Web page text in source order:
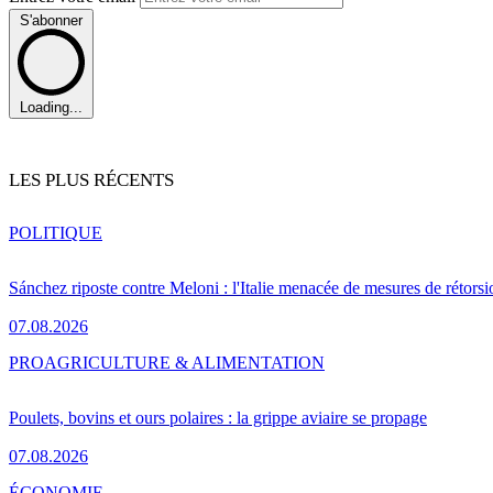
S'abonner
Loading...
LES PLUS RÉCENTS
Sánchez riposte contre Meloni : l'Italie menacée de mesures de
07.08.2026
POLITIQUE
Poulets, bovins et ours polaires : la grippe aviaire se propage
07.08.2026
PROAGRICULTURE & ALIMENTATION